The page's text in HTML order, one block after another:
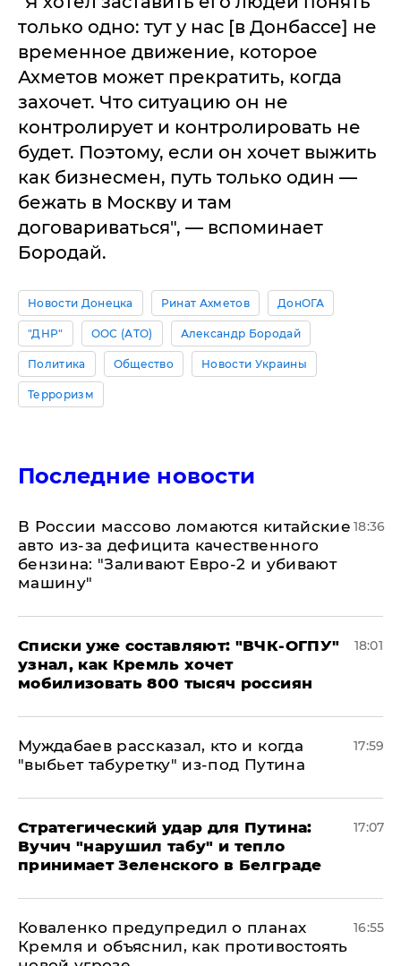
только одно: тут у нас [в Донбассе] не
временное движение, которое
Ахметов может прекратить, когда
захочет. Что ситуацию он не
контролирует и контролировать не
будет. Поэтому, если он хочет выжить
как бизнесмен, путь только один —
бежать в Москву и там
договариваться", — вспоминает
Бородай.
Новости Донецка Ринат Ахметов ДонОГА
"ДНР" ООС (АТО) Александр Бородай
Политика Общество Новости Украины
Терроризм
Последние новости
В России массово ломаются китайские
авто из-за дефицита качественного
бензина: "Заливают Евро-2 и убивают
машину"
18:36
Списки уже составляют: "ВЧК-ОГПУ"
узнал, как Кремль хочет
мобилизовать 800 тысяч россиян
18:01
Муждабаев рассказал, кто и когда
"выбьет табуретку" из-под Путина
17:59
Стратегический удар для Путина:
Вучич "нарушил табу" и тепло
принимает Зеленского в Белграде
17:07
Коваленко предупредил о планах
Кремля и объяснил, как противостоять
16:55